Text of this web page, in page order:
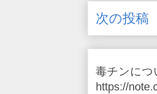
次の投稿
毒チンにつ
https://